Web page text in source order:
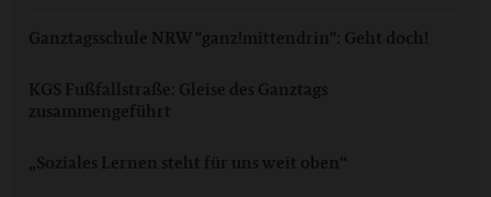
Ganztagsschule NRW "ganz!mittendrin": Geht doch!
KGS Fußfallstraße: Gleise des Ganztags
zusammengeführt
„Soziales Lernen steht für uns weit oben“